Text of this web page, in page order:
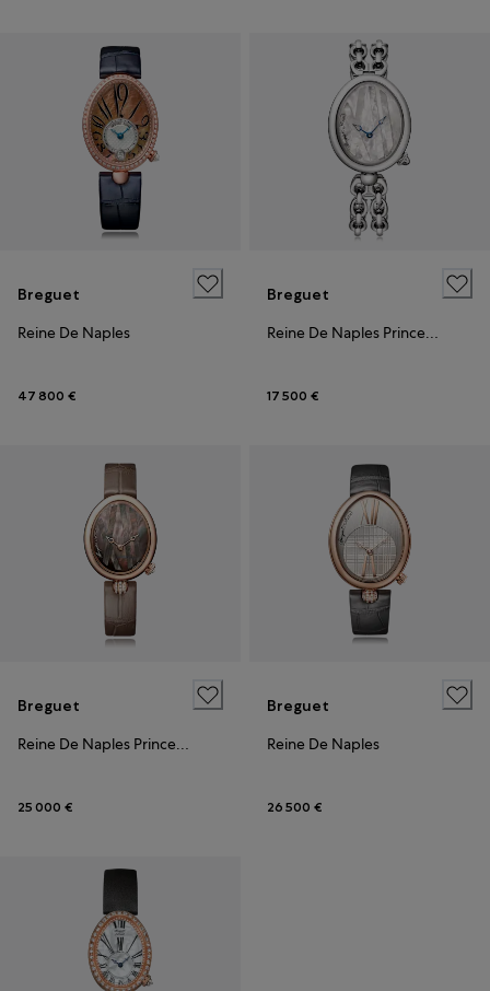
Breguet
Reine De Naples
47 800 €
Breguet
17 500 €
Breguet
Reine De Naples Princess mini
25 000 €
Breguet
Reine De Naples
26 500 €